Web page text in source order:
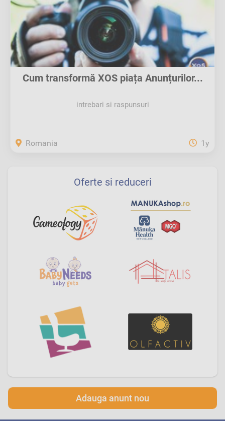
Cum transformă XOS piața Anunțurilor...
intrebari si raspunsuri
Romania 1y
Oferte si reduceri
Adauga anunt nou